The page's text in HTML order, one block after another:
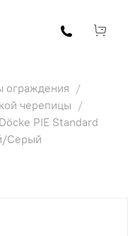
ограждения
черепицы
PIE Standard
Серый